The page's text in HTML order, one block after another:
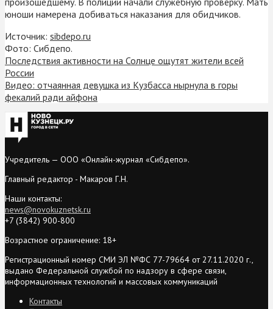
юноши намерена добиваться наказания для обидчиков.
Источник: sibdepo.ru
Фото: Сибдепо.
Последствия активности на Солнце ощутят жители всей
России
Видео: отчаянная девушка из Кузбасса нырнула в горы
фекалий ради айфона
Учредитель — ООО «Онлайн-журнал «Сибдепо».
Главный редактор - Макаров Г.Н.
Наши контакты:
news@novokuznetsk.ru
+7 (3842) 900-800
Возрастное ограничение: 18+
Регистрационный номер СМИ ЭЛ №ФС 77-79664 от 27.11.2020 г.,
выдано Федеральной службой по надзору в сфере связи,
информационных технологий и массовых коммуникаций
Контакты